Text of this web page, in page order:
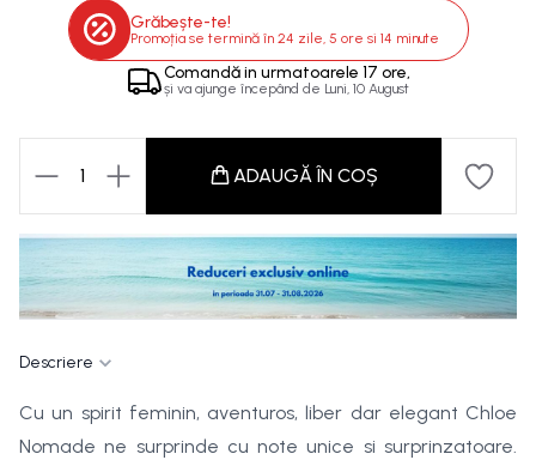
Grăbește-te!
Promoția se termină în 24 zile, 5 ore si 14 minute
Comandă in urmatoarele 17 ore,
și va ajunge începând de Luni, 10 August
1 ADAUGĂ ÎN COȘ
Descriere
Cu un spirit feminin, aventuros, liber dar elegant Chloe
Nomade ne surprinde cu note unice si surprinzatoare.